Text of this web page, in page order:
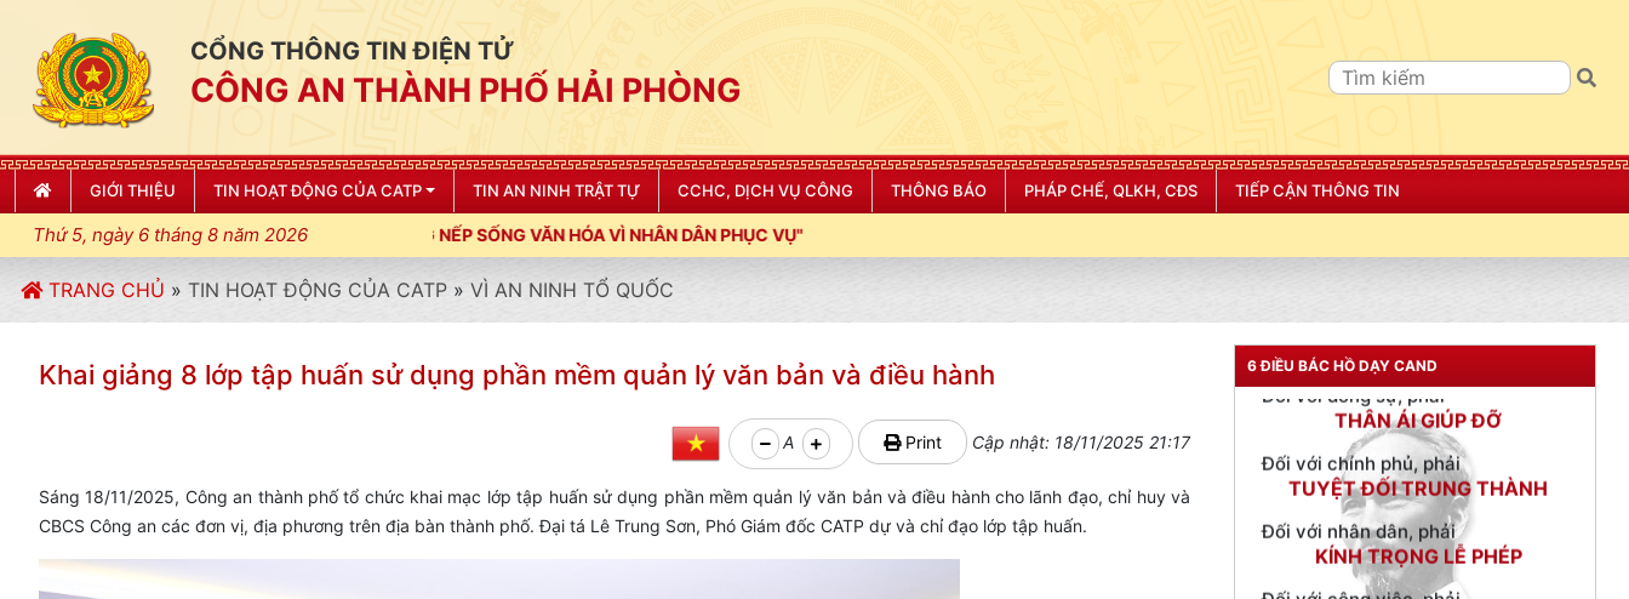
CỔNG THÔNG TIN ĐIỆN TỬ
CÔNG AN THÀNH PHỐ HẢI PHÒNG
GIỚI THIỆU TIN HOẠT ĐỘNG CỦA CATP TIN AN NINH TRẬT TỰ CCHC, DỊCH VỤ CÔNG THÔNG BÁO PHÁP CHẾ, QLKH, CĐS TIẾP CẬN THÔNG TIN
Thứ 5, ngày 6 tháng 8 năm 2026
ĐIỀU LỆNH; XÂY DỰNG NẾP SỐNG VĂN HÓA VÌ NHÂN DÂN PHỤC VỤ"
TRANG CHỦ » TIN HOẠT ĐỘNG CỦA CATP » VÌ AN NINH TỔ QUỐC
Khai giảng 8 lớp tập huấn sử dụng phần mềm quản lý văn bản và điều hành
A Print Cập nhật: 18/11/2025 21:17
Sáng 18/11/2025, Công an thành phố tổ chức khai mạc lớp tập huấn sử dụng phần mềm quản lý văn bản và điều hành cho lãnh đạo, chỉ huy và
CBCS Công an các đơn vị, địa phương trên địa bàn thành phố. Đại tá Lê Trung Sơn, Phó Giám đốc CATP dự và chỉ đạo lớp tập huấn.
6 ĐIỀU BÁC HỒ DẠY CAND
TƯ CÁCH
NGƯỜI CÔNG AN CÁCH MỆNH LÀ:
Đối với tự mình, phải
Đối với đồng sự, phải
THÂN ÁI GIÚP ĐỠ
Đối với chính phủ, phải
TUYỆT ĐỐI TRUNG THÀNH
Đối với nhân dân, phải
KÍNH TRỌNG LỄ PHÉP
Đối với công việc, phải
TẬN TỤY